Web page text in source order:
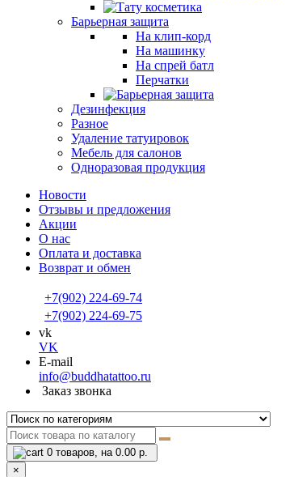
Барьерная защита
На клип-корд
На машинку
На спрей батл
Перчатки
Дезинфекция
Разное
Удаление татуировок
Мебель для салонов
Одноразовая продукция
Новости
Отзывы и предложения
Акции
О нас
Оплата и доставка
Возврат и обмен
+7(902) 224-69-74
+7(902) 224-69-75
vk
VK
E-mail
info@buddhatattoo.ru
Заказ звонка
0 товаров, на 0.00 р.
×